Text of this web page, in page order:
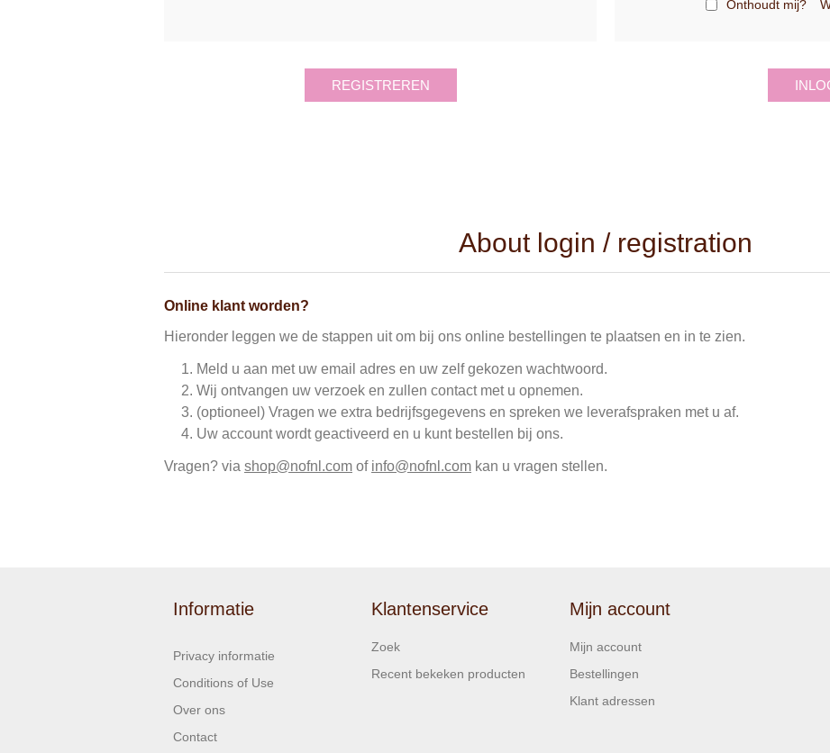
REGISTREREN
Onthoudt mij?
About login / registration
Online klant worden?
Hieronder leggen we de stappen uit om bij ons online bestellingen te plaatsen en in te zien.
Meld u aan met uw email adres en uw zelf gekozen wachtwoord.
Wij ontvangen uw verzoek en zullen contact met u opnemen.
(optioneel) Vragen we extra bedrijfsgegevens en spreken we leverafspraken met u af.
Uw account wordt geactiveerd en u kunt bestellen bij ons.
Vragen? via shop@nofnl.com of info@nofnl.com kan u vragen stellen.
Informatie
Privacy informatie
Conditions of Use
Over ons
Contact
Klantenservice
Zoek
Recent bekeken producten
Mijn account
Mijn account
Bestellingen
Klant adressen